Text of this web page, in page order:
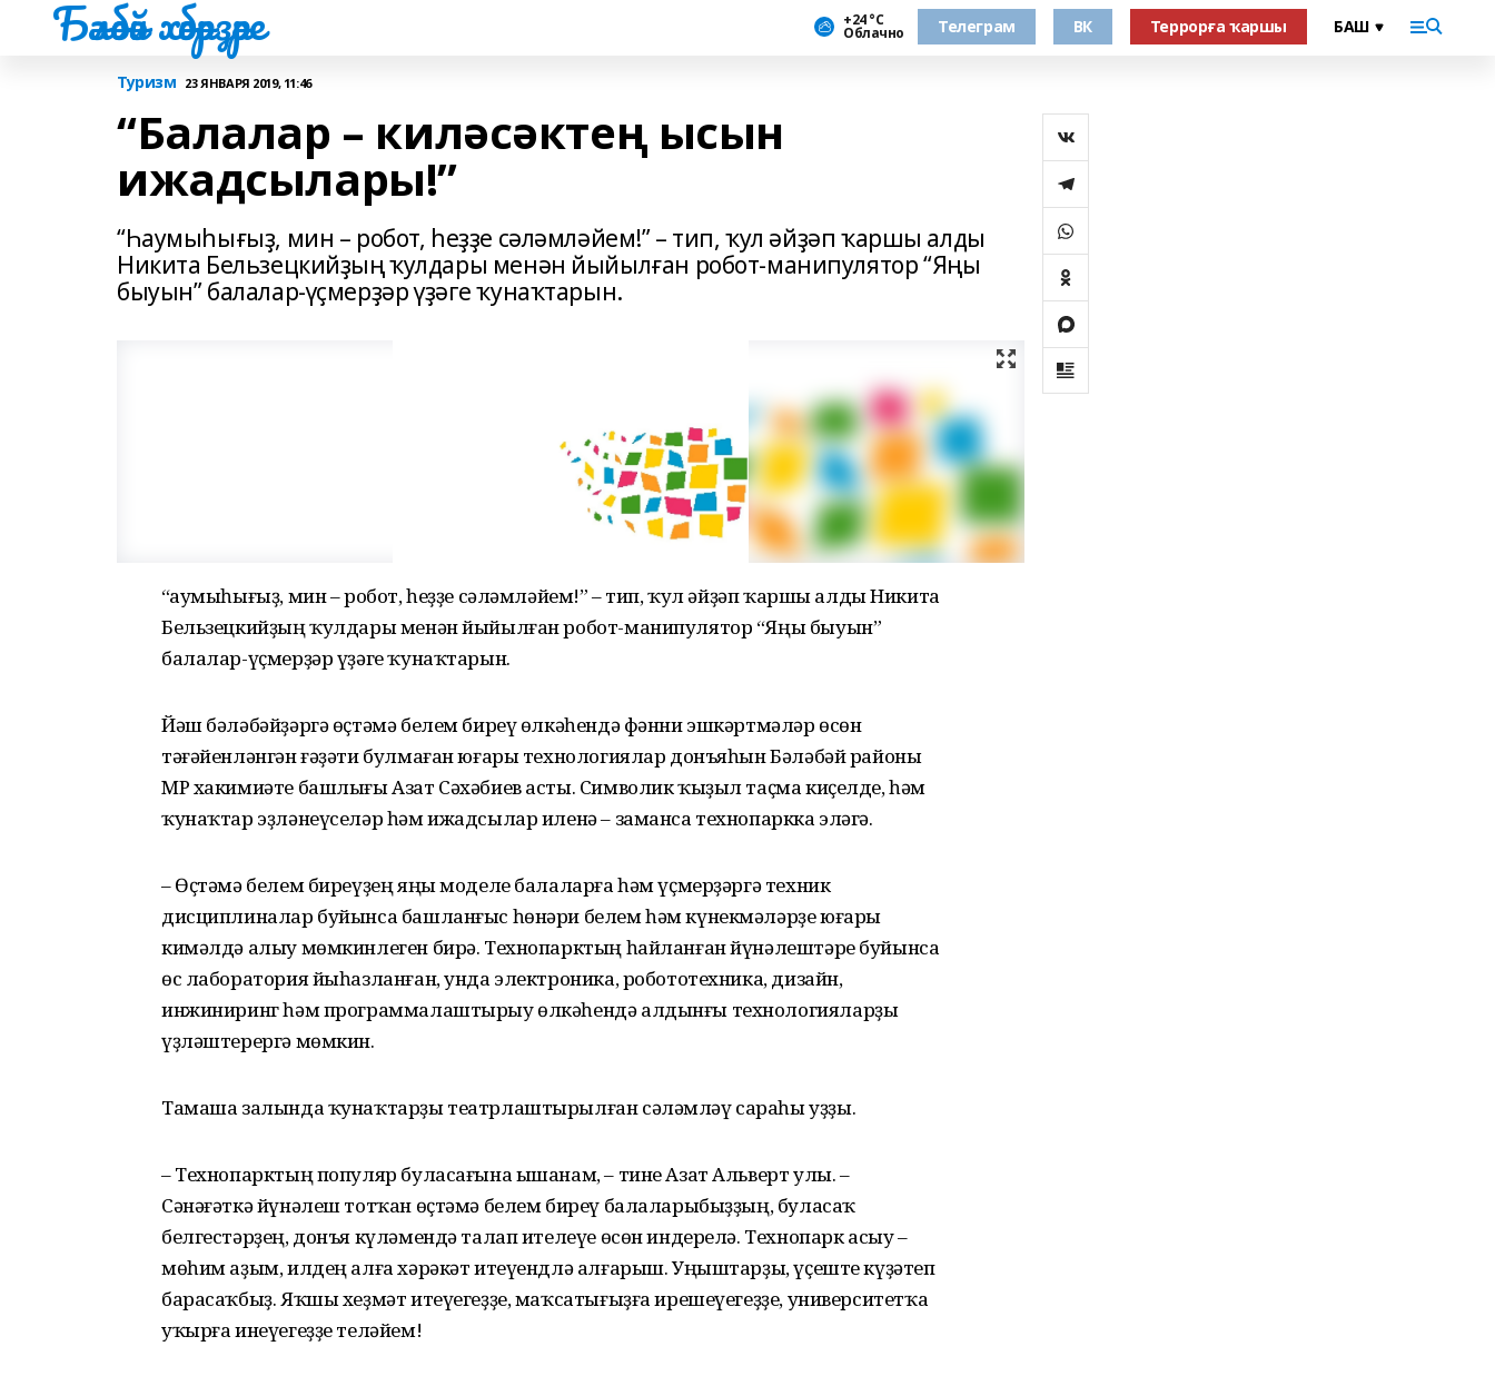
Бәләбәй хәбәрҙәре +24 °С
Облачно Телеграм ВК Террорға ҡаршы
Туризм 23 ЯНВАРЯ 2019, 11:46
“Балалар – киләсәктең ысын
ижадсылары!”
“Һаумыһығыҙ, мин – робот, һеҙҙе сәләмләйем!” – тип, ҡул әйҙәп ҡаршы алды
Никита Бельзецкийҙың ҡулдары менән йыйылған робот-манипулятор “Яңы
быуын” балалар-үҫмерҙәр үҙәге ҡунаҡтарын.
“Һаумыһығыҙ, мин – робот, һеҙҙе сәләмләйем!” – тип, ҡул әйҙәп ҡаршы алды Никита
Бельзецкийҙың ҡулдары менән йыйылған робот-манипулятор “Яңы быуын”
балалар-үҫмерҙәр үҙәге ҡунаҡтарын.
Йәш бәләбәйҙәргә өҫтәмә белем биреү өлкәһендә фәнни эшкәртмәләр өсөн
тәғәйенләнгән ғәҙәти булмаған юғары технологиялар донъяһын Бәләбәй районы
МР хакимиәте башлығы Азат Сәхәбиев асты. Символик ҡыҙыл таҫма киҫелде, һәм
ҡунаҡтар эҙләнеүселәр һәм ижадсылар иленә – заманса технопаркка эләгә.
– Өҫтәмә белем биреүҙең яңы моделе балаларға һәм үҫмерҙәргә техник
дисциплиналар буйынса башланғыс һөнәри белем һәм күнекмәләрҙе юғары
кимәлдә алыу мөмкинлеген бирә. Технопарктың һайланған йүнәлештәре буйынса
өс лаборатория йыһазланған, унда электроника, робототехника, дизайн,
инжиниринг һәм программалаштырыу өлкәһендә алдынғы технологияларҙы
үҙләштерергә мөмкин.
Тамаша залында ҡунаҡтарҙы театрлаштырылған сәләмләү сараһы уҙҙы.
– Технопарктың популяр буласағына ышанам, – тине Азат Альверт улы. –
Сәнәғәткә йүнәлеш тотҡан өҫтәмә белем биреү балаларыбыҙҙың, буласаҡ
белгестәрҙең, донъя күләмендә талап ителеүе өсөн индерелә. Технопарк асыу –
мөһим аҙым, илдең алға хәрәкәт итеүендлә алғарыш. Уңыштарҙы, үҫеште күҙәтеп
барасаҡбыҙ. Яҡшы хеҙмәт итеүегеҙҙе, маҡсатығыҙға ирешеүегеҙҙе, университетҡа
уҡырға инеүегеҙҙе теләйем!